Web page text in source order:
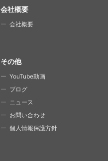
会社概要
会社概要
その他
YouTube動画
ブログ
ニュース
お問い合わせ
個人情報保護方針